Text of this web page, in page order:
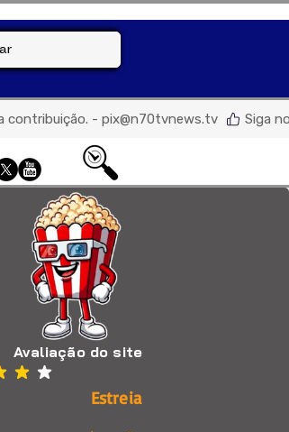
contribuição. - pix@n70tvnews.tv
é 4 de 5
Avaliação do site
Estreia